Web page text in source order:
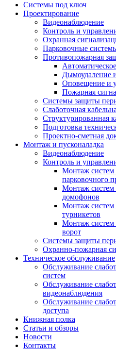
Системы под ключ
Проектирование
Видеонаблюдение
Контроль и
Охранная
Парковочные
Противопожарная
Дымоудаление
Оповещение и
Пожарная
Системы защиты
Слаботочная
Структурированная
Подготовка
Проектно-сметная
Монтаж и пусконаладка
Видеонаблюдение
Контроль и
Монтаж систем
парковочного
Монтаж систем
домофонов
Монтаж систем
турникетов
Монтаж систем
ворот
Системы защиты
Охранно-пожарная
Техническое обслуживание
Обслуживание
систем
Обслуживание
видеонаблюдения
Обслуживание
доступа
Книжная полка
Статьи и обзоры
Новости
Контакты